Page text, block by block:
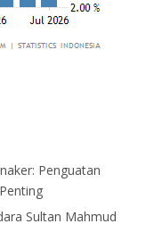
Penguatan
Sultan Mahmud